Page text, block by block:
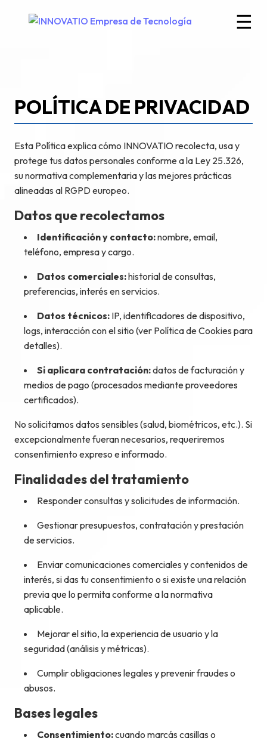
☰
POLÍTICA DE PRIVACIDAD
Esta Política explica cómo INNOVATIO recolecta, usa y
protege tus datos personales conforme a la Ley 25.326,
su normativa complementaria y las mejores prácticas
alineadas al RGPD europeo.
Datos que recolectamos
Identificación y contacto:nombre, email,
teléfono, empresa y cargo.
Datos comerciales:historial de consultas,
preferencias, interés en servicios.
Datos técnicos: IP, identificadores de dispositivo,
logs, interacción con el sitio (ver Política de Cookies para
detalles).
Si aplicara contratación:datos de facturación y
medios de pago (procesados mediante proveedores
certificados).
No solicitamos datos sensibles (salud, biométricos, etc.). Si
excepcionalmente fueran necesarios, requeriremos
consentimiento expreso e informado.
Finalidades del tratamiento
Responder consultas y solicitudes de información.
Gestionar presupuestos, contratación y prestación
de servicios.
Enviar comunicaciones comerciales y contenidos de
interés, si das tu consentimiento o si existe una relación
previa que lo permita conforme a la normativa
aplicable.
Mejorar el sitio, la experiencia de usuario y la
seguridad (análisis y métricas).
Cumplir obligaciones legales y prevenir fraudes o
abusos.
Bases legales
Consentimiento:cuando marcás casillas o